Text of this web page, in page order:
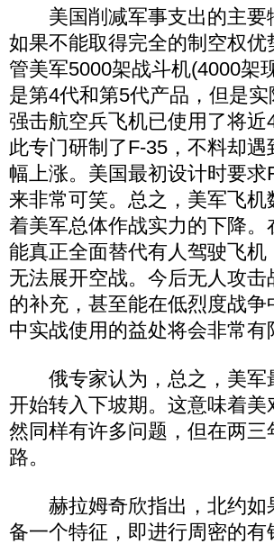
美国削减军事支出的主要
如果不能取得完全的制空权
管美军5000架战斗机(4000架
是第4代和第5代产品，但是
强击航空兵飞机已使用了将
此专门研制了F-35，不料却
幅上涨。美国最初设计时要
来非常可笑。总之，美军飞
着美军总体作战实力的下降
能真正全面替代有人驾驶飞
无法展开空战。今后无人攻
的补充，甚至能在低烈度战
中实战使用的益处将会非常有
俄专家认为，总之，美军
开始转入下坡期。这意味着
然同样有许多问题，但在两
路。
赫拉姆奇欣指出，北约如
备一个特征，即进行周密的